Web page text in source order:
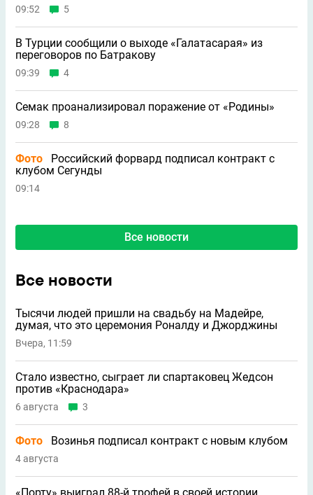
09:52 5
В Турции сообщили о выходе «Галатасарая» из
переговоров по Батракову
09:39 4
Семак проанализировал поражение от «Родины»
09:28 8
Фото
Российский форвард подписал контракт с
клубом Сегунды
09:14
Все новости
Все новости
Тысячи людей пришли на свадьбу на Мадейре,
думая, что это церемония Роналду и Джорджины
Вчера, 11:59
Стало известно, сыграет ли спартаковец Жедсон
против «Краснодара»
6 августа 3
Фото Возинья подписал контракт с новым клубом
4 августа